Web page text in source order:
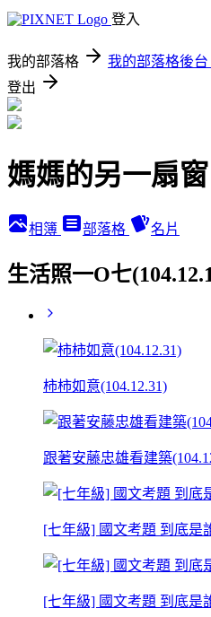
登入
我的部落格 我的部落格後台
登出
媽媽的另一扇窗
相簿 部落格 名片
生活照一O七
柿柿如意(104.12.31)
跟著安藤忠雄看建築
[七年級] 國文考題 到底是
[七年級] 國文考題 到底是